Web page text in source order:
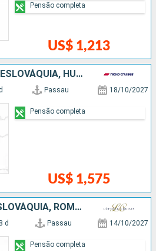
US$ 1,213
Pensão completa
ALEMANHA, FRANCIA, ESLOVÁQUIA, HUNGRIA, AUSTRIA
Passau 18/10/2027
US$ 1,575
Pensão completa
AUSTRIA, HUNGRIA, ESLOVÁQUIA, ROMÊNIA, ALEMANHA
8 d Passau 14/10/2027
Pensão completa